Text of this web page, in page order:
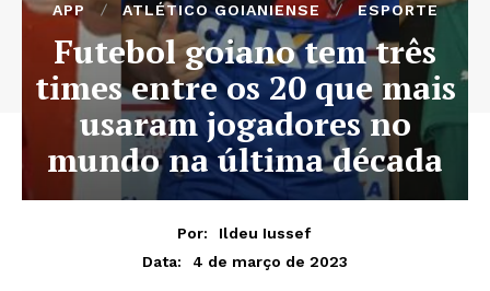
APP ATLÉTICO GOIANIENSE ESPORTE
Futebol goiano tem três
times entre os 20 que mais
usaram jogadores no
mundo na última década
Por:
Ildeu Iussef
Data:
4 de março de 2023